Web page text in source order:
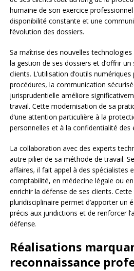
humaine de son exercice
disponibilité constante et une
l’évolution des dossiers.
Sa maîtrise des nouvelles
la gestion de ses dossiers et d’offrir
clients. L’utilisation d’outils
procédures, la communication
jurisprudentielle améliore
travail. Cette modernisation de sa
d’une attention particulière à la
personnelles et à la confidentialité des
La collaboration avec des experts
autre pilier de sa méthode de travail.
affaires, il fait appel à des spécialistes
comptabilité, en médecine légale ou
enrichir la défense de ses clients.
pluridisciplinaire permet d’apporter un
précis aux juridictions et de renforcer
défense.
Réalisations
reconnaissance